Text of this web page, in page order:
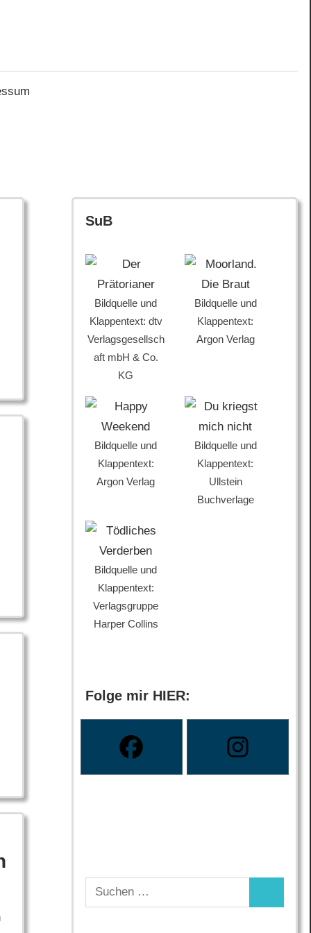
SuB
Bildquelle und
Klappentext: dtv
Verlagsgesellsch
aft mbH & Co.
KG
Bildquelle und
Klappentext:
Argon Verlag
Bildquelle und
Klappentext:
Argon Verlag
Bildquelle und
Klappentext:
Ullstein
Buchverlage
Bildquelle und
Klappentext:
Verlagsgruppe
Harper Collins
Folge mir HIER:
Suchen
nach: